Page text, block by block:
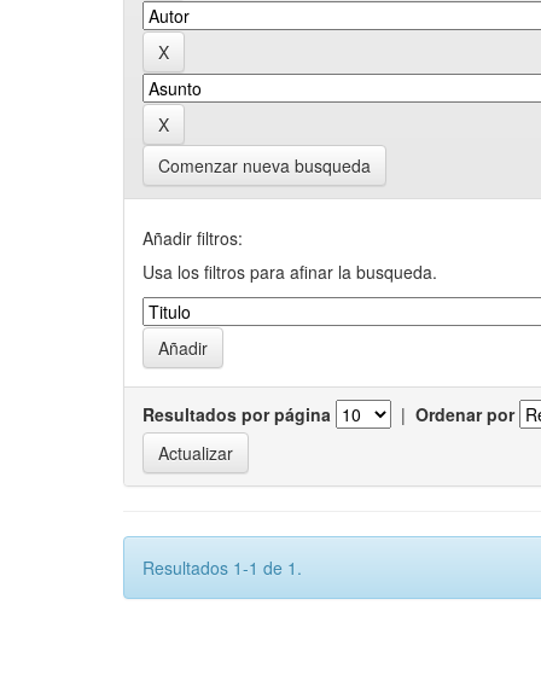
Comenzar nueva busqueda
Añadir filtros:
Usa los filtros para afinar la busqueda.
Resultados por página | Ordenar por
Resultados 1-1 de 1.